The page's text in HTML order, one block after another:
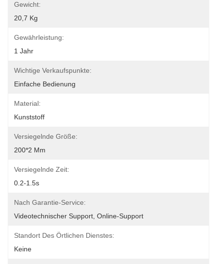
Gewicht:
20,7 Kg
Gewährleistung:
1 Jahr
Wichtige Verkaufspunkte:
Einfache Bedienung
Material:
Kunststoff
Versiegelnde Größe:
200*2 Mm
Versiegelnde Zeit:
0.2-1.5s
Nach Garantie-Service:
Videotechnischer Support, Online-Support
Standort Des Örtlichen Dienstes:
Keine